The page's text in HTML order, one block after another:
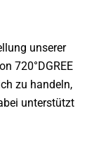
unserer
720°DGREE
zu handeln,
unterstützt